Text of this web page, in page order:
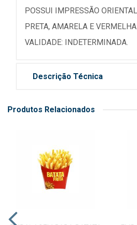
POSSUI IMPRESSÃO
PRETA, AMARELA E VERMELHA.
VALIDADE: INDETERMINADA.
Descrição Técnica
Produtos Relacionados